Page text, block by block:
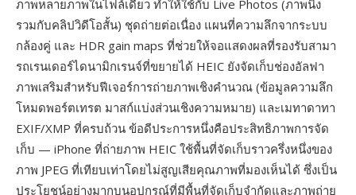
ภาพหลายภาพในไฟล์เดียว ทำให้ใช้กับ Live Photos (ภาพนิ่ง
รวมกับคลิปวิดีโอสั้น) ชุดถ่ายต่อเนื่อง แผนที่ความลึกจากระบบ
กล้องคู่ และ HDR gain maps ที่ช่วยให้จอแสดงผลที่รองรับสามา
รถเรนเดอร์ไดนามิกเรนจ์ที่ขยายได้ HEIC ยังจัดเก็บช่องอัลฟา
ภาพเสริมสำหรับฟีเจอร์การถ่ายภาพเชิงคำนวณ (ข้อมูลความลึก
โหมดพอร์ตเทรต มาสก์แบ่งส่วนเชิงความหมาย) และเมทาดาทา
EXIF/XMP ที่ครบถ้วน ข้อดีประการหนึ่งคือประสิทธิภาพการจัด
เก็บ — iPhone ที่ถ่ายภาพ HEIC ใช้พื้นที่จัดเก็บราวครึ่งหนึ่งของ
ภาพ JPEG ที่เทียบเท่าโดยไม่สูญเสียคุณภาพที่มองเห็นได้ ซึ่งเป็น
ประโยชน์อย่างมากบนอุปกรณ์ที่มีพื้นที่จัดเก็บจำกัดและภาพถ่าย